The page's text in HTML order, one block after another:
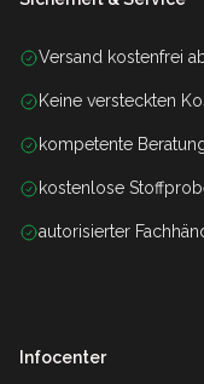
Versand kostenfrei
Keine versteckten
kompetente
kostenlose
autorisierter
Infocenter